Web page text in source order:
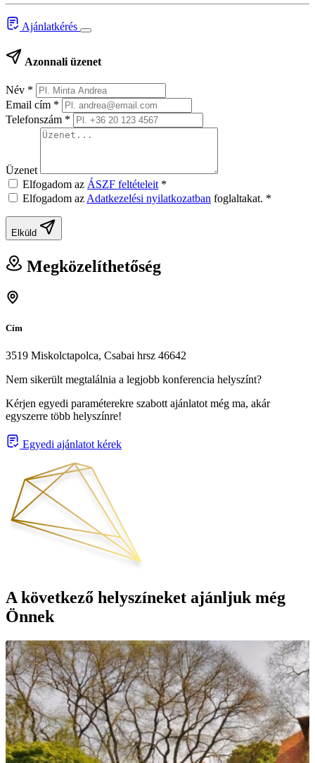
Ajánlatkérés
Azonnali üzenet
Név *
Email cím *
Telefonszám *
Üzenet
Elfogadom az ÁSZF feltételeit *
Elfogadom az Adatkezelési nyilatkozatban foglaltakat. *
Elküld
Megközelíthetőség
Cím
3519 Miskolctapolca, Csabai hrsz 46642
Nem sikerült megtalálnia a legjobb konferencia helyszínt?
Kérjen egyedi paraméterekre szabott ajánlatot még ma, akár
egyszerre több helyszínre!
Egyedi ajánlatot kérek
A következő helyszíneket ajánljuk még
Önnek